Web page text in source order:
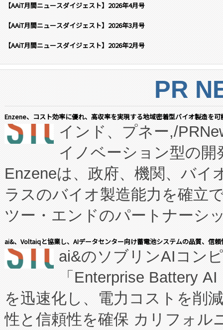
【AAiT月間ニュースダイジェスト】2026年4月号
【AAiT月間ニュースダイジェスト】2026年3月号
【AAiT月間ニュースダイジェスト】2026年2月号
PR
Enzene、コスト効率に優れ、高収率を実現する地域密着型バイオ製造を
インド、プネー,/
イノベーション型の
Enzeneは、政府、機関、バイ
ラスのバイオ製造能力を確立
ツー・エンドのパートナーシ
表しました。 同社の実績ある
manufacturing™ (FCCM™) プ
たNeXは、バイオ医薬品製造
従来のフェッドバッチ施設の
に、患者やサプライチェーン
ai&、Voltaiqと協業し、AIデータセンター向け蓄電池システムの品質、信
ai&のソブリンAIコン
「Enterprise Battery
を迅速化し、電力コストを削
性と信頼性を確保 カリフォル